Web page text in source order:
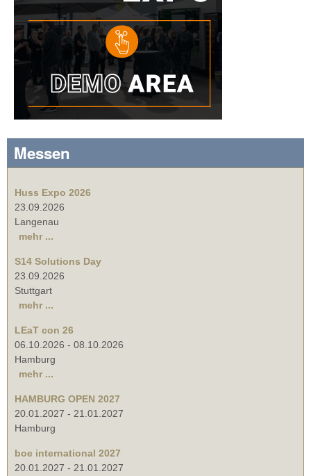
Messen
Huss Expo 2026
23.09.2026
Langenau
mehr ...
S14 Solutions Day
23.09.2026
Stuttgart
mehr ...
LEaT con 26
06.10.2026 - 08.10.2026
Hamburg
mehr ...
HAMBURG OPEN 2027
20.01.2027 - 21.01.2027
Hamburg
boe international 2027
20.01.2027 - 21.01.2027